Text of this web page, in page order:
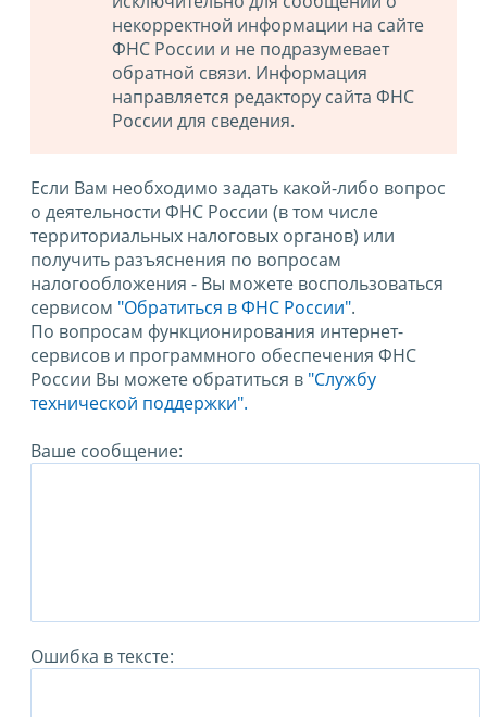
некорректной информации на сайте
ФНС России и не подразумевает
обратной связи. Информация
направляется редактору сайта ФНС
России для сведения.
Если Вам необходимо задать какой-либо вопрос
о деятельности ФНС России (в том числе
территориальных налоговых органов) или
получить разъяснения по вопросам
налогообложения - Вы можете воспользоваться
сервисом "Обратиться в ФНС России".
По вопросам функционирования интернет-
сервисов и программного обеспечения ФНС
России Вы можете обратиться в "Службу
технической поддержки".
Ваше сообщение:
Ошибка в тексте: